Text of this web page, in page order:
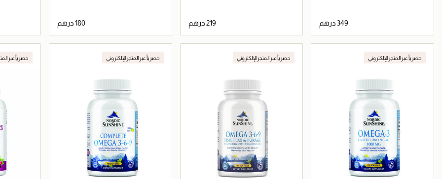
جاري تحميل التفاصيل جاري تحميل التفاصيل جاري تحميل التفاصيل
حصرياً عبر المتجر الإلكتروني حصرياً عبر المتجر الإلكتروني حصرياً عبر المتجر الإلكتروني حصرياً عبر